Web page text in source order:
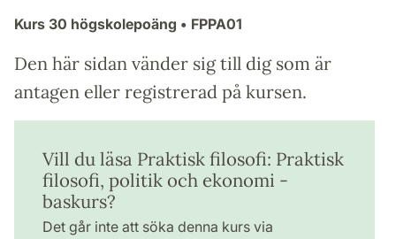
Kurs 30 högskolepoäng • FPPA01
Den här sidan vänder sig till dig som är
antagen eller registrerad på kursen.
Vill du läsa Praktisk filosofi: Praktisk
filosofi, politik och ekonomi -
baskurs?
Det går inte att söka denna kurs via